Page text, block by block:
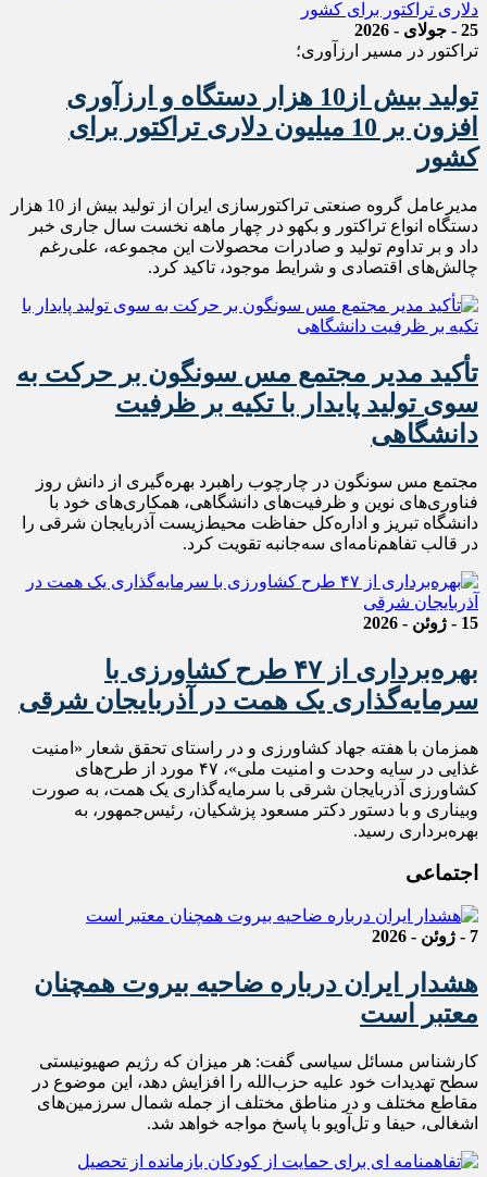
25 - جولای - 2026
تراکتور در مسیر ارزآوری؛
تولید بیش از10 هزار دستگاه و ارزآوری
افزون بر 10 میلیون دلاری تراکتور برای
کشور
مدیرعامل گروه صنعتی تراکتورسازی ایران از تولید بیش از 10 هزار
دستگاه انواع تراکتور و بکهو در چهار ماهه نخست سال جاری خبر
داد و بر تداوم تولید و صادرات محصولات این مجموعه، علی‌رغم
چالش‌های اقتصادی و شرایط موجود، تاکید کرد.
تأکید مدیر مجتمع مس سونگون بر حرکت به
سوی تولید پایدار با تکیه بر ظرفیت
دانشگاهی
مجتمع مس سونگون در چارچوب راهبرد بهره‌گیری از دانش روز
فناوری‌های نوین و ظرفیت‌های دانشگاهی، همکاری‌های خود با
دانشگاه تبریز و اداره‌کل حفاظت محیط‌زیست آذربایجان شرقی را
در قالب تفاهم‌نامه‌ای سه‌جانبه تقویت کرد.
15 - ژوئن - 2026
بهره‌برداری از ۴۷ طرح کشاورزی با
سرمایه‌گذاری یک همت در آذربایجان شرقی
همزمان با هفته جهاد کشاورزی و در راستای تحقق شعار «امنیت
غذایی در سایه وحدت و امنیت ملی»، ۴۷ مورد از طرح‌های
کشاورزی آذربایجان شرقی با سرمایه‌گذاری یک همت، به صورت
وبیناری و با دستور دکتر مسعود پزشکیان، رئیس‌جمهور، به
بهره‌برداری رسید.
اجتماعی
7 - ژوئن - 2026
هشدار ایران درباره ضاحیه بیروت همچنان
معتبر است
کارشناس مسائل سیاسی گفت: هر میزان که رژیم صهیونیستی
سطح تهدیدات خود علیه حزب‌الله را افزایش دهد، این موضوع در
مقاطع مختلف و در مناطق مختلف از جمله شمال سرزمین‌های
اشغالی، حیفا و تل‌آویو با پاسخ مواجه خواهد شد.